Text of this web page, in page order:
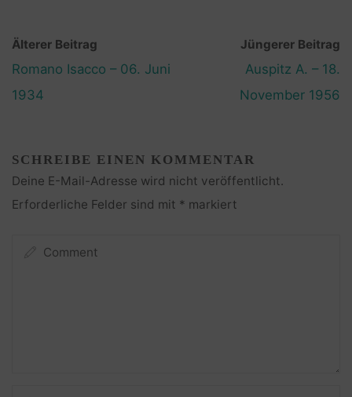
Älterer Beitrag
Romano Isacco – 06. Juni
1934
Jüngerer Beitrag
Auspitz A. – 18.
November 1956
SCHREIBE EINEN KOMMENTAR
Deine E-Mail-Adresse wird nicht veröffentlicht.
Erforderliche Felder sind mit * markiert